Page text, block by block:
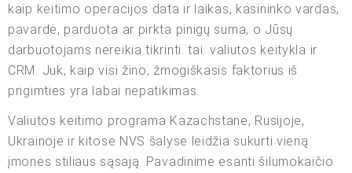
kaip keitimo operacijos data ir laikas, kasininko vardas,
pavardė, parduota ar pirkta pinigų suma, o Jūsų
darbuotojams nereikia tikrinti. tai. valiutos keitykla ir
CRM. Juk, kaip visi žino, žmogiškasis faktorius iš
prigimties yra labai nepatikimas.
Valiutos keitimo programa Kazachstane, Rusijoje,
Ukrainoje ir kitose NVS šalyse leidžia sukurti vieną
įmonės stiliaus sąsają. Pavadinime esanti šilumokaičio